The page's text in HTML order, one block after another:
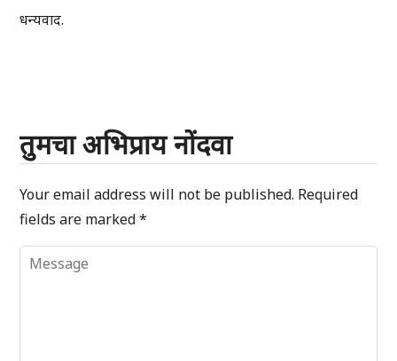
धन्यवाद.
तुमचा अभिप्राय नोंदवा
Your email address will not be published. Required
fields are marked*